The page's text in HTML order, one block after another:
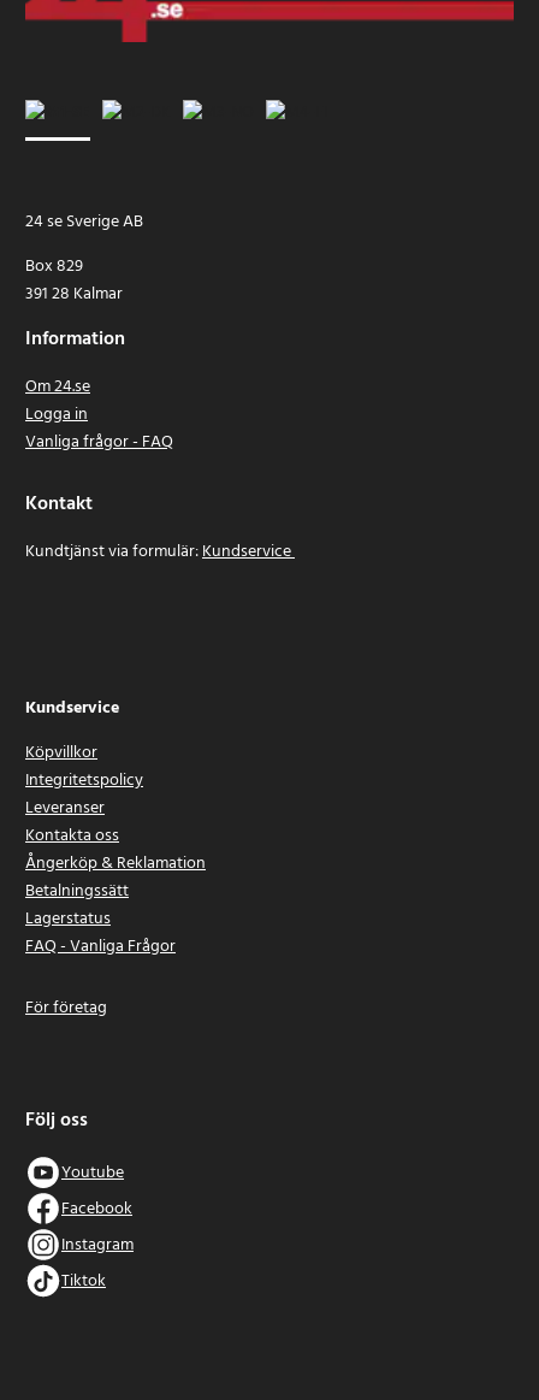
24 se Sverige AB
Box 829
391 28 Kalmar
Information
Om 24.se
Logga in
Vanliga frågor - FAQ
Kontakt
Kundtjänst via formulär:Kundservice
Kundservice
Köpvillkor
Integritetspolicy
Leveranser
Kontakta oss
Ångerköp & Reklamation
Betalningssätt
Lagerstatus
FAQ - Vanliga Frågor
För företag
Följ oss
Youtube
Facebook
Instagram
Tiktok